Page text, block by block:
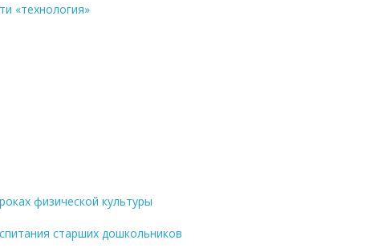
«технология»
физической культуры
старших дошкольников